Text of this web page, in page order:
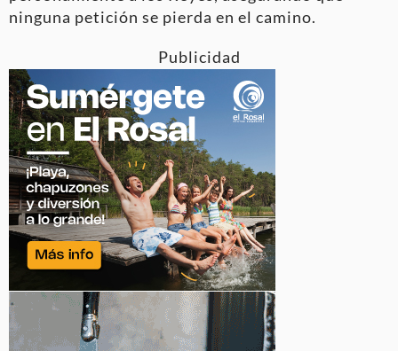
ninguna petición se pierda en el camino.
Publicidad